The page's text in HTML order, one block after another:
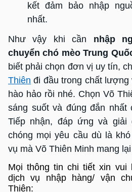
kết đảm bảo nhập
nhất.
Như vậy khi cần nhập
chuyển chó mèo Trung
biết phải chọn đơn vị uy tín,
Thiên đi đầu trong chất lượng
hào hảo rồi nhé. Chọn Võ
sáng suốt và đúng đắn nhất
Tiếp nhận, đáp ứng và
chóng mọi yêu cầu dù là
vụ mà Võ Thiên Minh mang
Mọi thông tin chi tiết xin vui
dịch vụ nhập hàng/ vận
Thiên: